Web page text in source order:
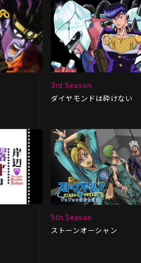
3rd Season
ダイヤモンドは砕けない
5th Season
ストーンオーシャン